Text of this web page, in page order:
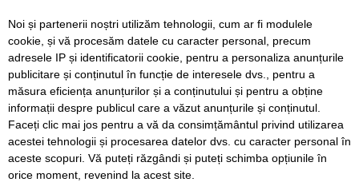
Timiș Online
ISSN 3008-2323
ISSN-L 3008-2323
Noi și partenerii noștri utilizăm tehnologii, cum ar fi modulele
cookie, și vă procesăm datele cu caracter personal, precum
adresele IP și identificatorii cookie, pentru a personaliza anunțurile
publicitare și conținutul în funcție de interesele dvs., pentru a
măsura eficiența anunțurilor și a conținutului și pentru a obține
informații despre publicul care a văzut anunțurile și conținutul.
Faceți clic mai jos pentru a vă da consimțământul privind utilizarea
acestei tehnologii și procesarea datelor dvs. cu caracter personal în
aceste scopuri. Vă puteți răzgândi și puteți schimba opțiunile în
orice moment, revenind la acest site.